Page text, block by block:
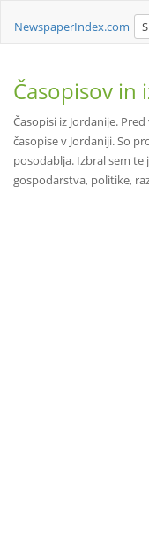
NewspaperIndex.com
Časopisov in
Časopisi iz Jordanije.
časopise v Jordaniji. So
posodablja. Izbral sem
gospodarstva, politike,